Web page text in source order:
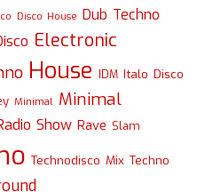
Disco House Dub Techno
Electronic
House IDM Italo Disco
Minimal Minimal
Show Rave Slam
Technodisco Mix Techno